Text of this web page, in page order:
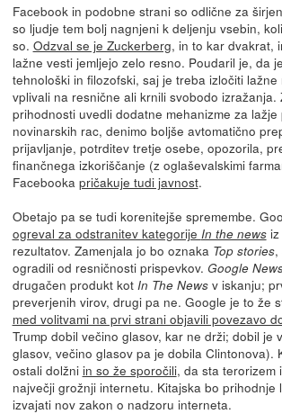
Facebook in podobne strani so odlične za
so ljudje tem bolj nagnjeni k deljenju vsebin,
so. Odzval se je Zuckerberg, in to kar dvakrat,
lažne vesti jemljejo zelo resno. Poudaril je, da
tehnološki in filozofski, saj je treba izločiti
vplivali na resnične ali krnili svobodo izražanja.
prihodnosti uvedli dodatne mehanizme za
novinarskih rac, denimo boljše avtomatično
prijavljanje, potrditev tretje osebe, opozorila,
finančnega izkoriščanje (z oglaševalskimi
Facebooka pričakuje tudi javnost.
Obetajo pa se tudi korenitejše spremembe.
ogreval za odstranitev kategorije In the newsiz
rezultatov. Zamenjala jo bo oznaka Top stories,
ogradili od resničnosti prispevkov. Google
drugačen produkt kot In The Newsv iskanju;
preverjenih virov, drugi pa ne. Google je to že
med volitvami na prvi strani objavili povezavo
Trump dobil večino glasov, kar ne drži; dobil je
glasov, večino glasov pa je dobila Clintonova).
ostali dolžni in so že sporočili, da sta terorizem
največji grožnji internetu. Kitajska bo prihodnje
izvajati nov zakon o nadzoru interneta.